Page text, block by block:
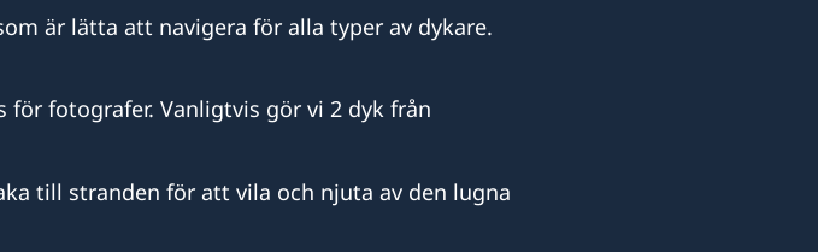
är lätta att navigera för alla typer av dykare.
för fotografer. Vanligtvis gör vi 2 dyk från
till stranden för att vila och njuta av den lugna